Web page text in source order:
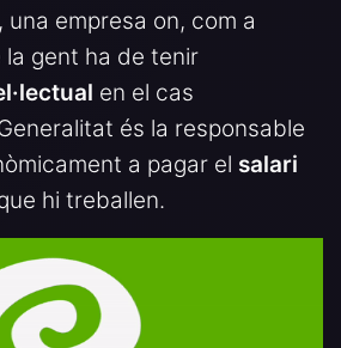
una empresa on, com a
la gent ha de tenir
en el cas
Generalitat és la responsable
a pagar el salari
hi treballen.